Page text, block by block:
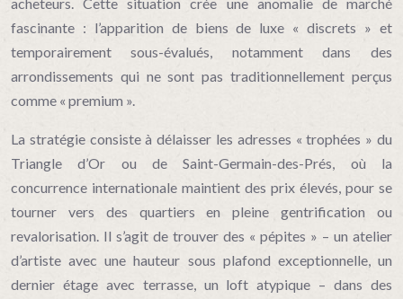
fascinante : l’apparition de biens de luxe « discrets » et
temporairement sous-évalués, notamment dans des
arrondissements qui ne sont pas traditionnellement perçus
comme « premium ».
La stratégie consiste à délaisser les adresses « trophées » du
Triangle d’Or ou de Saint-Germain-des-Prés, où la
concurrence internationale maintient des prix élevés, pour se
tourner vers des quartiers en pleine gentrification ou
revalorisation. Il s’agit de trouver des « pépites » – un atelier
d’artiste avec une hauteur sous plafond exceptionnelle, un
dernier étage avec terrasse, un loft atypique – dans des